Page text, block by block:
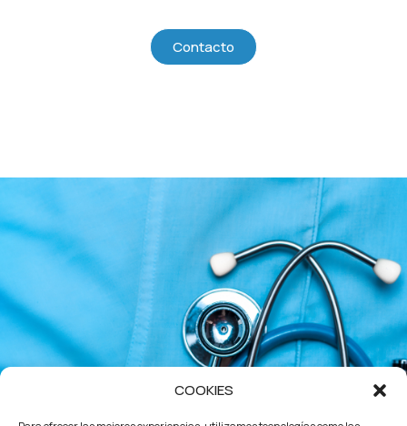
COOKIES
Contacto